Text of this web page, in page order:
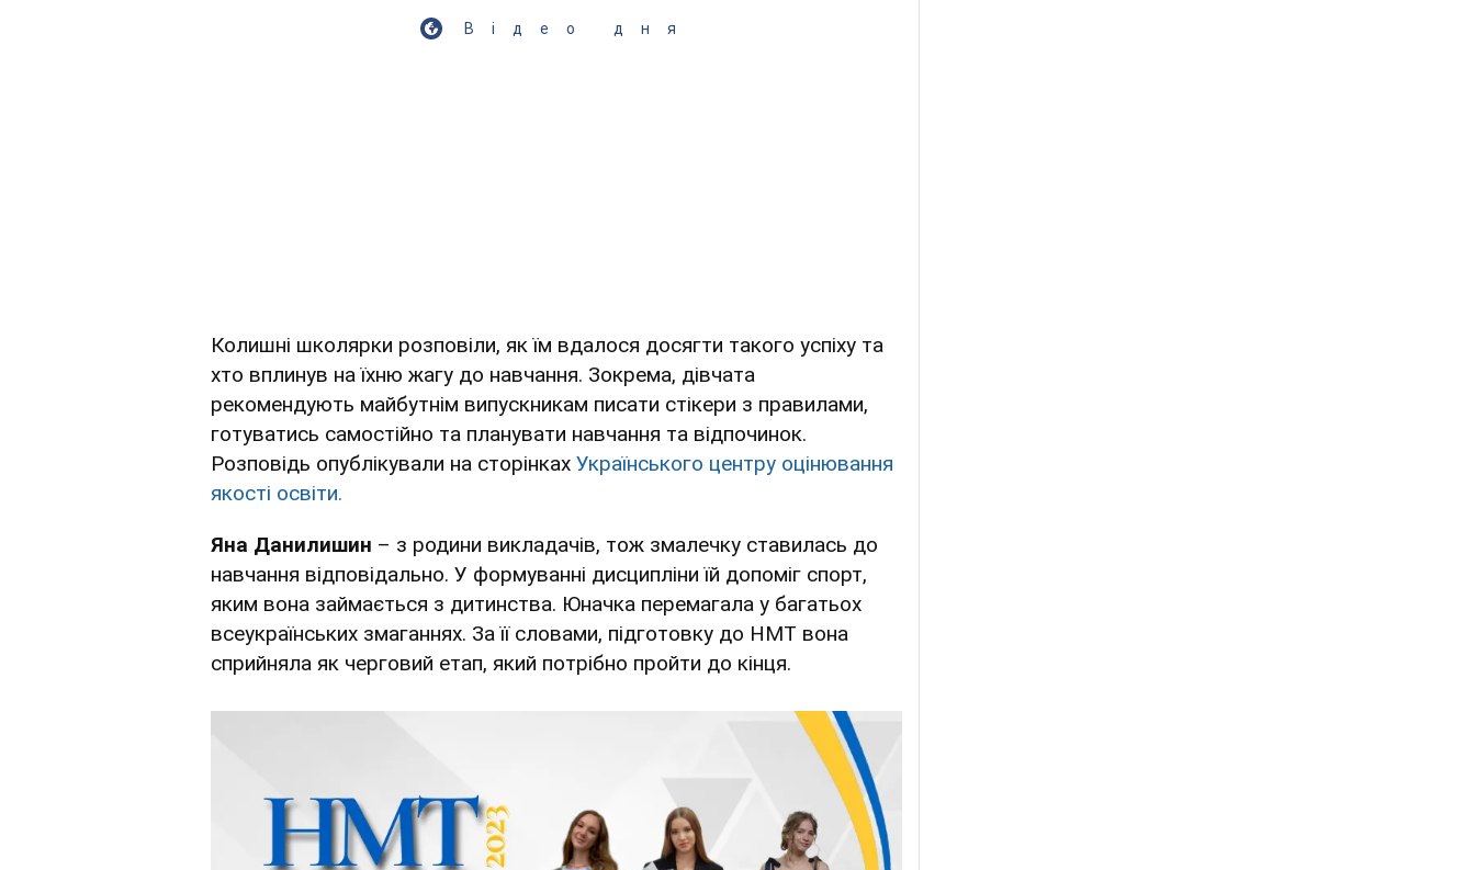
Відео дня
Колишні школярки розповіли, як їм вдалося досягти такого успіху та
хто вплинув на їхню жагу до навчання. Зокрема, дівчата
рекомендують майбутнім випускникам писати стікери з правилами,
готуватись самостійно та планувати навчання та відпочинок.
Розповідь опублікували на сторінках Українського центру оцінювання
якості освіти.
Яна Данилишин – з родини викладачів, тож змалечку ставилась до
навчання відповідально. У формуванні дисципліни їй допоміг спорт,
яким вона займається з дитинства. Юначка перемагала у багатьох
всеукраїнських змаганнях. За її словами, підготовку до НМТ вона
сприйняла як черговий етап, який потрібно пройти до кінця.